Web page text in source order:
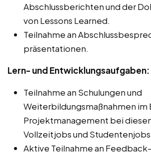
Abschlussberichten und der
von Lessons Learned.
Teilnahme an
präsentationen.
Lern- und Entwicklungsaufgaben:
Teilnahme an Schulungen und
Weiterbildungsmaßnahmen im
Projektmanagement bei
Vollzeitjobs und
Aktive Teilnahme an